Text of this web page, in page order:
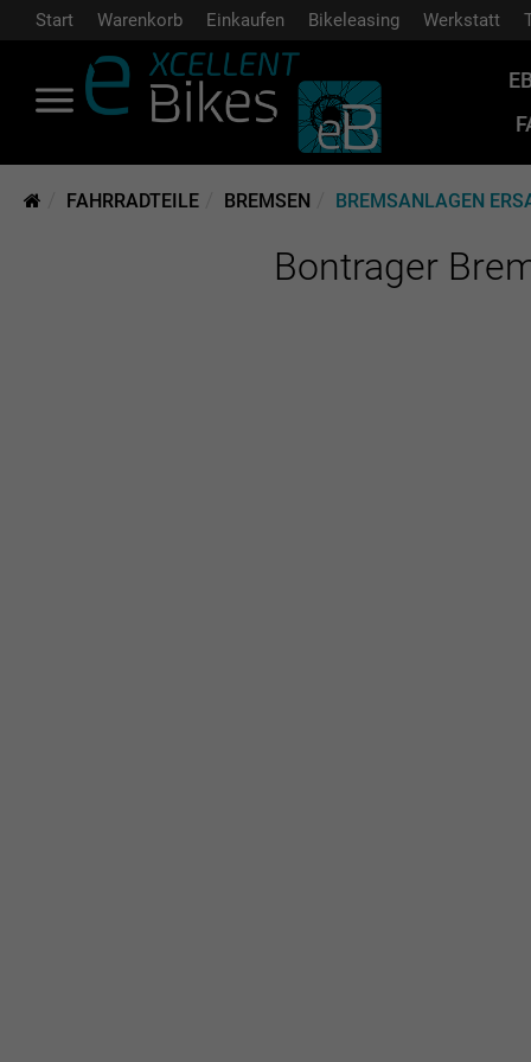
Start Warenkorb Einkaufen Bikeleasing Werkstatt
FAHRRADTEILE BREMSEN BREMSANLAGEN
Bontrager